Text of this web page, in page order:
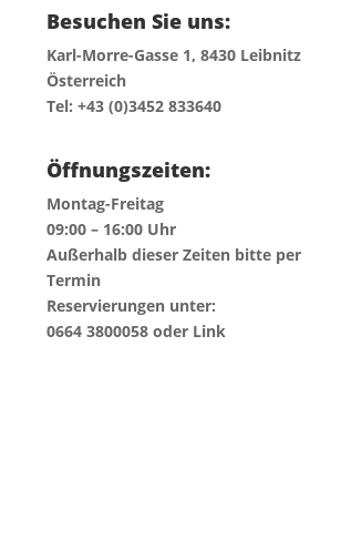
Besuchen Sie uns:
Karl-Morre-Gasse 1, 8430 Leibnitz
Österreich
Tel: +43 (0)3452 833640
Öffnungszeiten:
Montag-Freitag
09:00 – 16:00 Uhr
Außerhalb dieser Zeiten bitte per
Termin
Reservierungen unter:
0664 3800058 oder Link